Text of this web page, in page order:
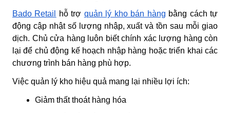
Bado Retail hỗ trợ quản lý kho bán hàng bằng cách tự
động cập nhật số lượng nhập, xuất và tồn sau mỗi giao
dịch. Chủ cửa hàng luôn biết chính xác lượng hàng còn
lại để chủ động kế hoạch nhập hàng hoặc triển khai các
chương trình bán hàng phù hợp.
Việc quản lý kho hiệu quả mang lại nhiều lợi ích:
Giảm thất thoát hàng hóa